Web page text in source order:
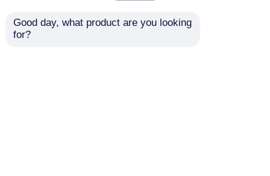
Good day, what product are you looking
for?